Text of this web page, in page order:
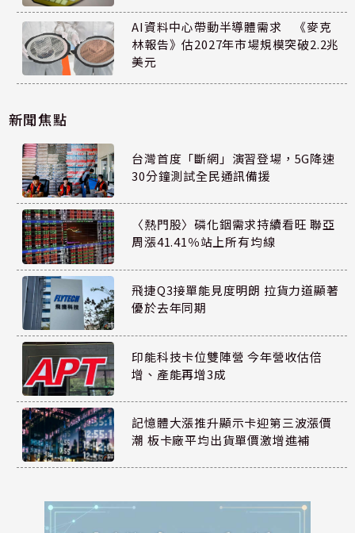
AI資料中心帶動半導體需求 《麥克
林報告》估2027年市場規模突破2.2兆
美元
新聞焦點
台灣首度「斷網」演習登場，5G降速
30分鐘測試全民通訊備援
〈熱門股〉磷化銦需求持續看旺 聯亞
周漲41.41％站上所有均線
飛捷Q3接單能見度明朗 拉貨力道顯著
優於去年同期
印能科技卡位雙陣營 今年營收估倍
增、產能再增3成
記憶體大漲推升顯示卡迎第三波漲價
潮 板卡廠平均出貨單價激增進補